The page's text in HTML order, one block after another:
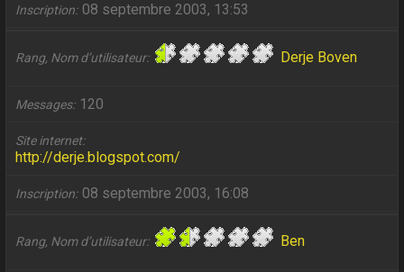
Inscription 08 septembre 2003, 13:53
Rang, Nom d’utilisateur Derje Boven
Messages 120
Site internet
http://derje.blogspot.com/
Inscription 08 septembre 2003, 16:08
Rang, Nom d’utilisateur Ben